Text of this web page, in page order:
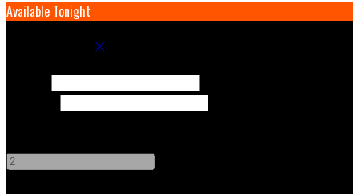
Available Tonight